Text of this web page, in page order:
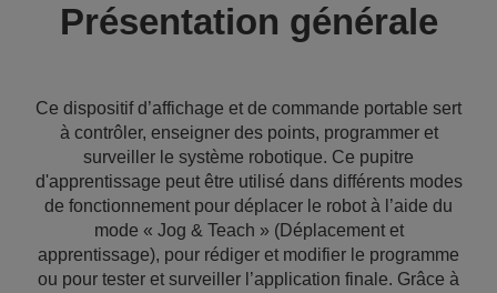
Présentation générale
Ce dispositif d’affichage et de commande portable sert
à contrôler, enseigner des points, programmer et
surveiller le système robotique. Ce pupitre
d'apprentissage peut être utilisé dans différents modes
de fonctionnement pour déplacer le robot à l’aide du
mode « Jog & Teach » (Déplacement et
apprentissage), pour rédiger et modifier le programme
ou pour tester et surveiller l’application finale. Grâce à